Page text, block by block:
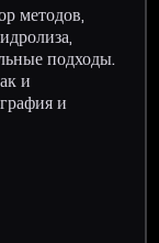
методов,
подходы.
и
и